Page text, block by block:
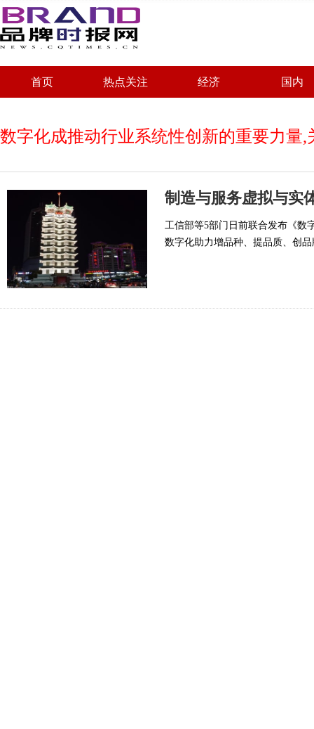
首页 热点关注 经济 国内
数字化成推动行业系统性创新的重要力量
制造与服务虚拟与实
工信部等5部门日前联合发布《数
数字化助力增品种、提品质、创